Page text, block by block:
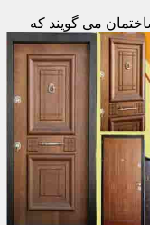
می گویند که